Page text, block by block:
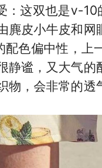
：这双也是v-
皮小牛皮和
色偏中性，上
谧，又大气
，会非常的